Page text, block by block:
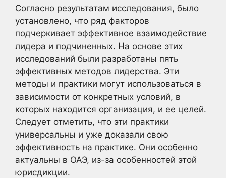
Согласно результатам исследования, было
установлено, что ряд факторов
подчеркивает эффективное взаимодействие
лидера и подчиненных. На основе этих
исследований были разработаны пять
эффективных методов лидерства. Эти
методы и практики могут использоваться в
зависимости от конкретных условий, в
которых находится организация, и ее целей.
Следует отметить, что эти практики
универсальны и уже доказали свою
эффективность на практике. Они особенно
актуальны в ОАЭ, из-за особенностей этой
юрисдикции.